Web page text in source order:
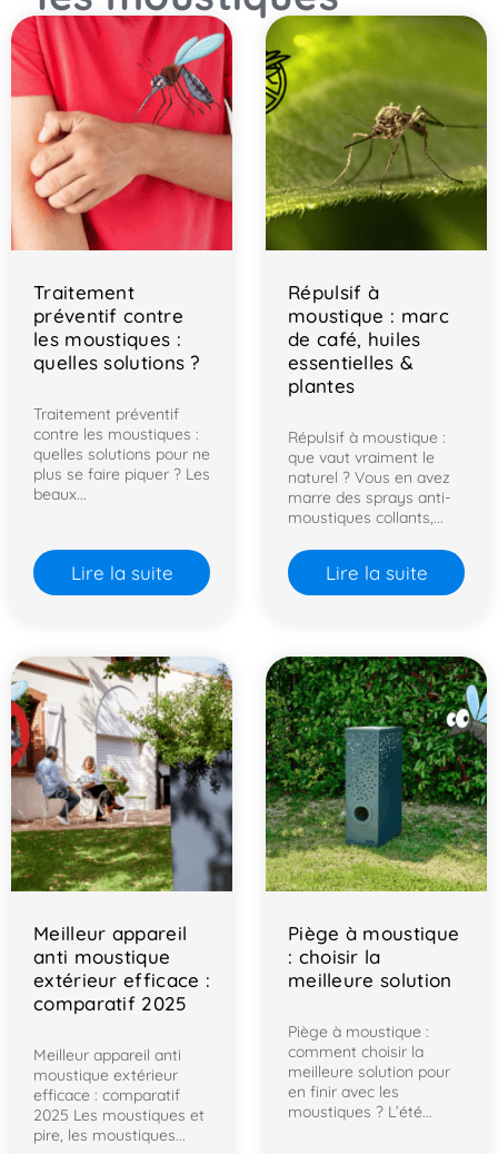
Traitement
préventif contre
les moustiques :
quelles solutions ?
Traitement préventif
contre les moustiques :
quelles solutions pour ne
plus se faire piquer ? Les
beaux...
Lire la suite
Répulsif à
moustique : marc
de café, huiles
essentielles &
plantes
Répulsif à moustique :
que vaut vraiment le
naturel ? Vous en avez
marre des sprays anti-
moustiques collants,...
Lire la suite
Meilleur appareil
anti moustique
extérieur efficace :
comparatif 2025
Meilleur appareil anti
moustique extérieur
efficace : comparatif
2025 Les moustiques et
pire, les moustiques...
Piège à moustique
: choisir la
meilleure solution
Piège à moustique :
comment choisir la
meilleure solution pour
en finir avec les
moustiques ? L’été...